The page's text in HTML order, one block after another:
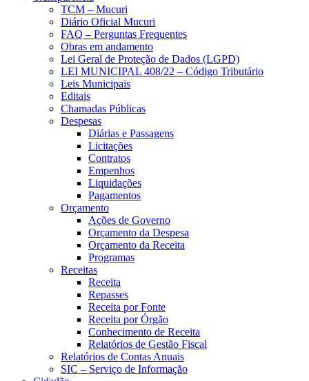
TCM – Mucuri
Diário Oficial Mucuri
FAQ – Perguntas Frequentes
Obras em andamento
Lei Geral de Proteção de Dados (LGPD)
LEI MUNICIPAL 408/22 – Código Tributário
Leis Municipais
Editais
Chamadas Públicas
Despesas
Diárias e Passagens
Licitações
Contratos
Empenhos
Liquidações
Pagamentos
Orçamento
Ações de Governo
Orçamento da Despesa
Orçamento da Receita
Programas
Receitas
Receita
Repasses
Receita por Fonte
Receita por Órgão
Conhecimento de Receita
Relatórios de Gestão Fiscal
Relatórios de Contas Anuais
SIC – Serviço de Informação